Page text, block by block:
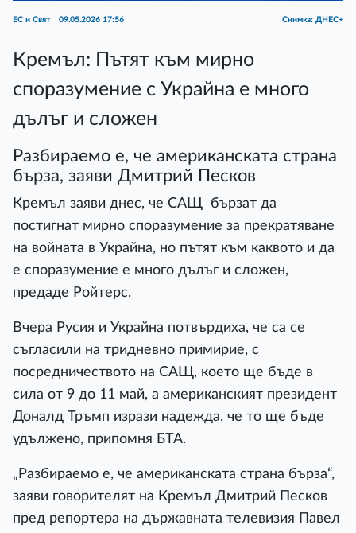
ЕС и Свят 09.05.2026 17:56 Снимка: ДНЕС+
Кремъл: Пътят към мирно
споразумение с Украйна е много
дълъг и сложен
Разбираемо е, че американската страна
бърза, заяви Дмитрий Песков
Кремъл заяви днес, че САЩ бързат да
постигнат мирно споразумение за прекратяване
на войната в Украйна, но пътят към каквото и да
е споразумение е много дълъг и сложен,
предаде Ройтерс.
Вчера Русия и Украйна потвърдиха, че са се
съгласили на тридневно примирие, с
посредничеството на САЩ, което ще бъде в
сила от 9 до 11 май, а американският президент
Доналд Тръмп изрази надежда, че то ще бъде
удължено, припомня БТА.
„Разбираемо е, че американската страна бърза“,
заяви говорителят на Кремъл Дмитрий Песков
пред репортера на държавната телевизия Павел